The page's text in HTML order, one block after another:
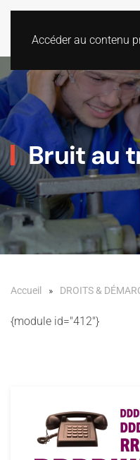
Accéder au contenu
Bruit au
Accueil DROITS &
{module id="412"}